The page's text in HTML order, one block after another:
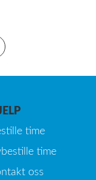
time
time
oss